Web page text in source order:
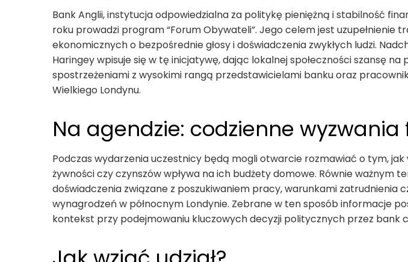
Bank Anglii, instytucja odpowiedzialna za politykę pieniężną i stabilność
roku prowadzi program “Forum Obywateli”. Jego celem jest uzupełnienie
ekonomicznych o bezpośrednie głosy i doświadczenia zwykłych ludzi.
Haringey wpisuje się w tę inicjatywę, dając lokalnej społeczności szansę na
spostrzeżeniami z wysokimi rangą przedstawicielami banku oraz
Wielkiego Londynu.
Na agendzie: codzienne
Podczas wydarzenia uczestnicy będą mogli otwarcie rozmawiać o tym, jak
żywności czy czynszów wpływa na ich budżety domowe. Równie ważnym
doświadczenia związane z poszukiwaniem pracy, warunkami zatrudnienia
wynagrodzeń w północnym Londynie. Zebrane w ten sposób informacje
kontekst przy podejmowaniu kluczowych decyzji politycznych przez bank